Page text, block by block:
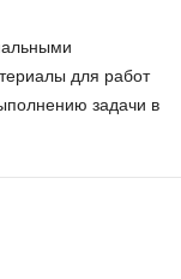
для работ
задачи в